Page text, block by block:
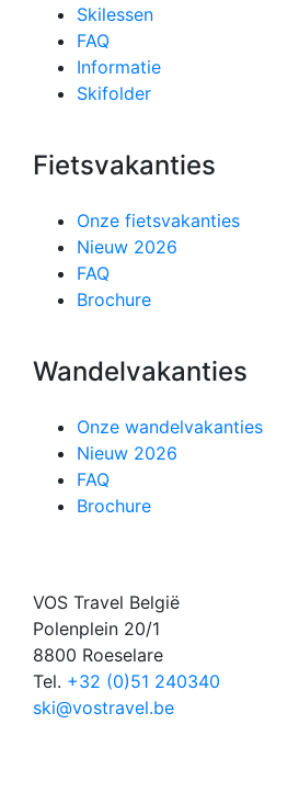
Skilessen
FAQ
Informatie
Skifolder
Fietsvakanties
Onze fietsvakanties
Nieuw 2026
FAQ
Brochure
Wandelvakanties
Onze wandelvakanties
Nieuw 2026
FAQ
Brochure
VOS Travel België
Polenplein 20/1
8800 Roeselare
Tel. +32 (0)51 240340
ski@vostravel.be